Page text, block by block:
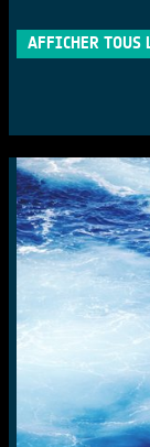
AFFICHER TOUS